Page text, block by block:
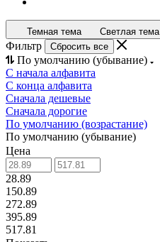
Темная тема Светлая тема
Фильтр Сбросить все
По умолчанию (убывание)
С начала алфавита
С конца алфавита
Сначала дешевые
Сначала дорогие
По умолчанию (возрастание)
По умолчанию (убывание)
Цена
28.89
150.89
272.89
395.89
517.81